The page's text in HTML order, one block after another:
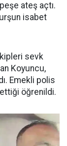
ateş açtı.
isabet
sevk
Koyuncu,
Emekli polis
öğrenildi.